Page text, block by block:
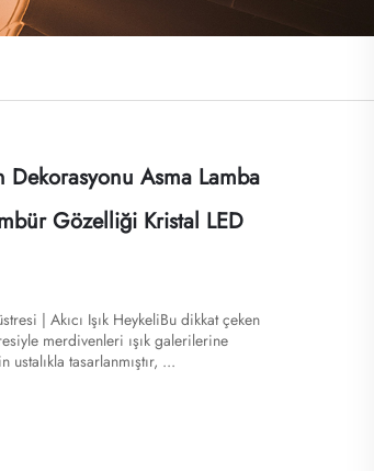
Asma Lamba
Gözelliği Kristal LED
| Akıcı Işık Heykeli​​Bu dikkat çeken
merdivenleri ışık galerilerine
tasarlanmıştır, ...